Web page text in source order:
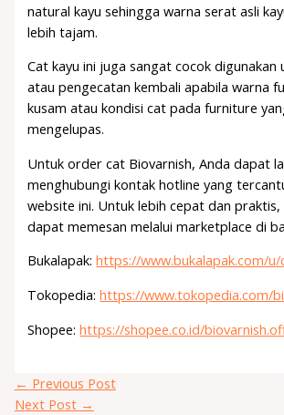
natural kayu sehingga warna serat asli
lebih tajam.
Cat kayu ini juga sangat cocok digunakan
atau pengecatan kembali apabila warna
kusam atau kondisi cat pada furniture
mengelupas.
Untuk order cat Biovarnish, Anda dapat
menghubungi kontak hotline yang
website ini. Untuk lebih cepat dan praktis,
dapat memesan melalui marketplace di
Bukalapak:https://www.bukalapak.com/
Tokopedia:https://www.tokopedia.com/
Shopee:https://shopee.co.id/
← Previous Post
Next Post →